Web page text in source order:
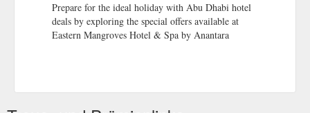
Prepare for the ideal holiday with Abu Dhabi hotel
deals by exploring the special offers available at
Eastern Mangroves Hotel & Spa by Anantara